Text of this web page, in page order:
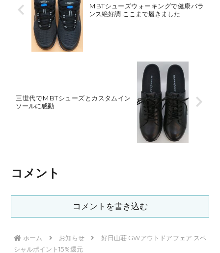
MBTシューズウォーキングで健康バラ
ンス絶好調 ここまで履きました
三世代でMBTシューズとカスタムイン
ソールに感動
コメント
コメントを書き込む
ホーム お知らせ
好日山荘 GWアウトドアフェア スペ
シャルポイント15％還元